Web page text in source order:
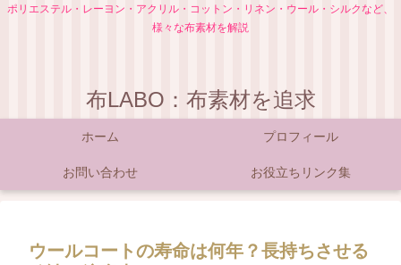
ポリエステル・レーヨン・アクリル・コットン・リネン・ウール・シルクなど、
様々な布素材を解説
布LABO：布素材を追求
ホーム プロフィール
お問い合わせ お役立ちリンク集
ウールコートの寿命は何年？長持ちさせる